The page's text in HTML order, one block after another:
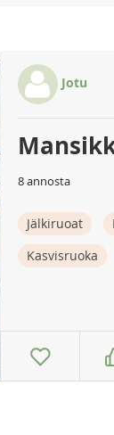
Jotu
8 annosta
Jälkiruoat
Kasvisruoka